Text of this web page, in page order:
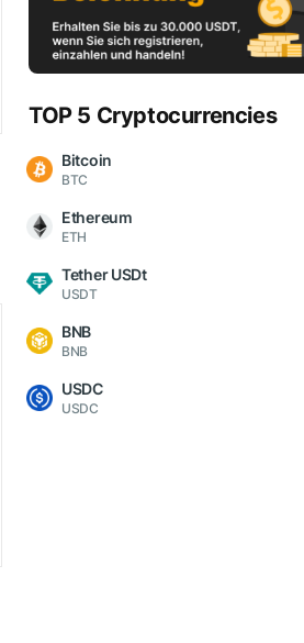
TOP 5 Cryptocurrencies
Bitcoin
BTC
Ethereum
ETH
Tether USDt
USDT
BNB
BNB
USDC
USDC